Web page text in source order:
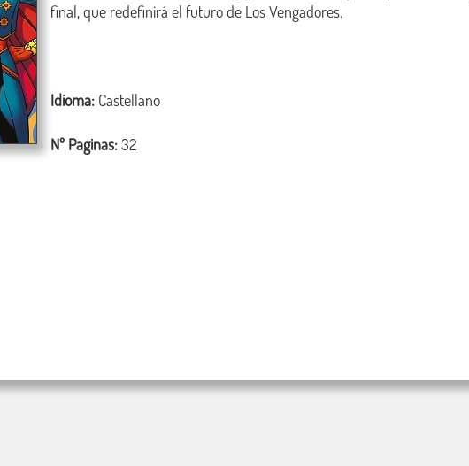
final, que redefinirá el futuro de Los Vengadores.
Idioma: Castellano
Nº Paginas:32